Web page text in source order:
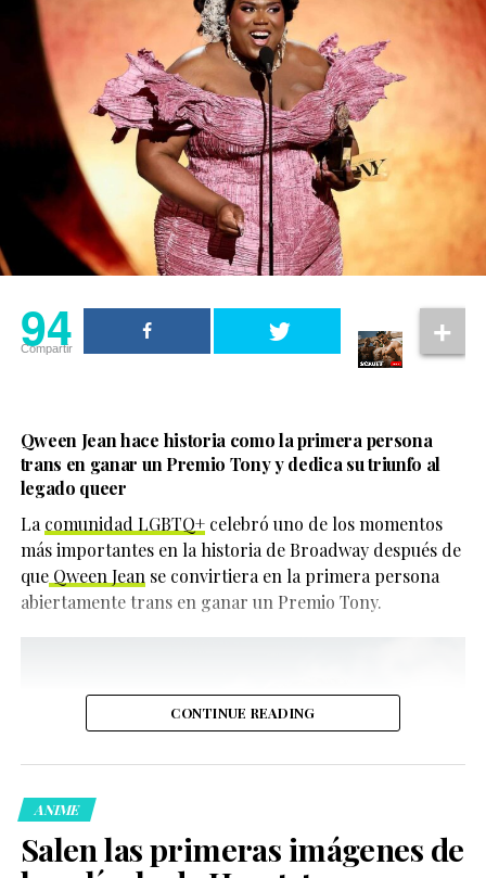
94
Compartir
Qween Jean hace historia como la primera persona
trans en ganar un Premio Tony y dedica su triunfo al
legado queer
La comunidad LGBTQ+celebró uno de los momentos
más importantes en la historia de Broadway después de
queQween Jean se convirtiera en la primera persona
abiertamente trans en ganar un Premio Tony.
CONTINUE READING
ANIME
Salen las primeras imágenes de